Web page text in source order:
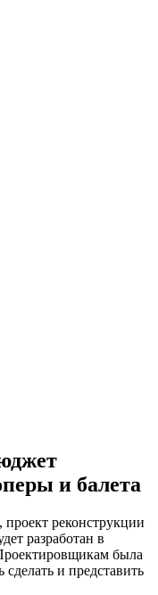
и балета
реконструкции
разработан в
была
сделать и представить